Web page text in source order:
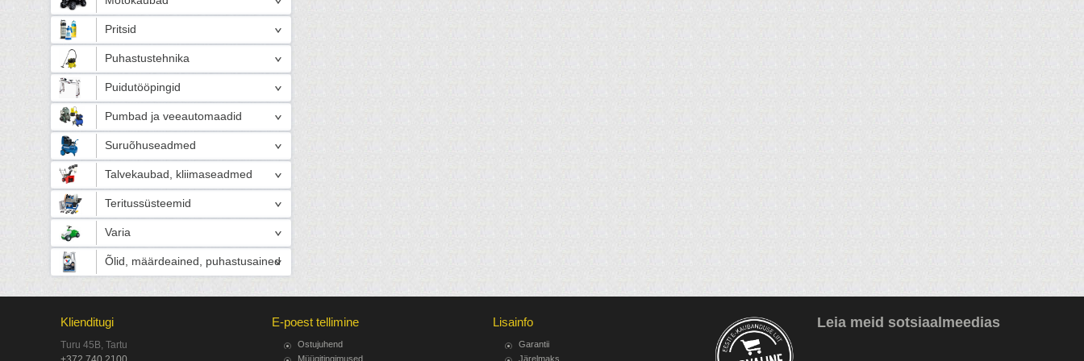
Pritsid
Puhastustehnika
Puidutööpingid
Pumbad ja veeautomaadid
Suruõhuseadmed
Talvekaubad, kliimaseadmed
Teritussüsteemid
Varia
Õlid, määrdeained, puhastusained
Klienditugi
Turu 45B, Tartu
E-poest tellimine
Ostujuhend
Müügitingimused
Lisainfo
Garantii
Järelmaks
Leia meid sotsiaalmeedias